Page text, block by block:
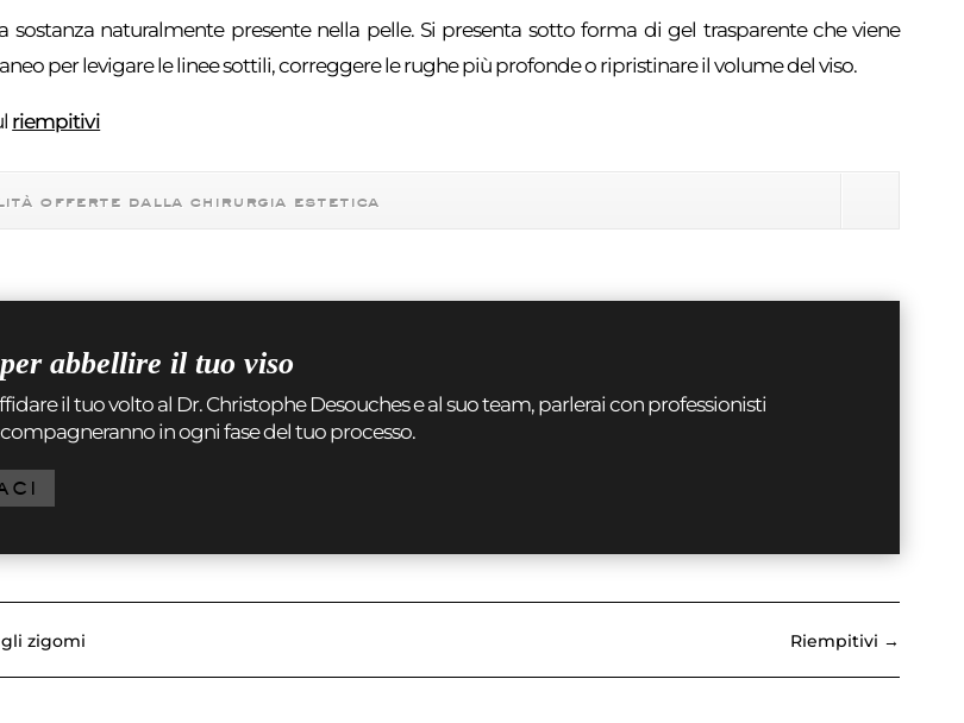
sostanza naturalmente presente nella pelle. Si presenta sotto forma di gel trasparente che viene
per levigare le linee sottili, correggere le rughe più profonde o ripristinare il volume del viso.
riempitivi
offerte dalla chirurgia estetica
abbellire il tuo viso
il tuo volto al Dr. Christophe Desouches e al suo team, parlerai con professionisti
in ogni fase del tuo processo.
zigomi Riempitivi →